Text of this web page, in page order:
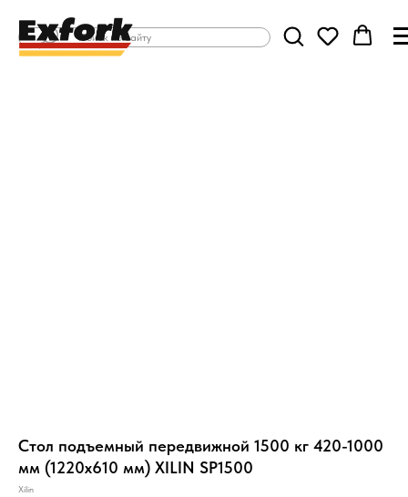
Стол подъемный передвижной 1500 кг 420-1000
мм (1220х610 мм) XILIN SP1500
Xilin